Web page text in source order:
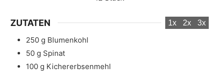
ZUTATEN 1x 2x 3x
250 g Blumenkohl
50 g Spinat
100 g Kichererbsenmehl